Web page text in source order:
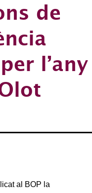
de
l’any
al BOP la